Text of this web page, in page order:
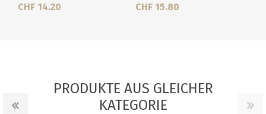
CHF 14.20
CHF 15.80
PRODUKTE AUS GLEICHER
KATEGORIE